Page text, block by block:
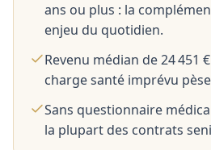
ans ou plus : la
enjeu du quotidien.
Revenu médian de 24 451
charge santé imprévu
Sans questionnaire
la plupart des contrats